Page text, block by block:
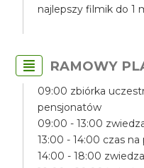
najlepszy filmik do 1
RAMOWY
09:00 zbiórka
pensjonatów
09:00 - 13:00
13:00 - 14:00 czas na
14:00 - 18:00